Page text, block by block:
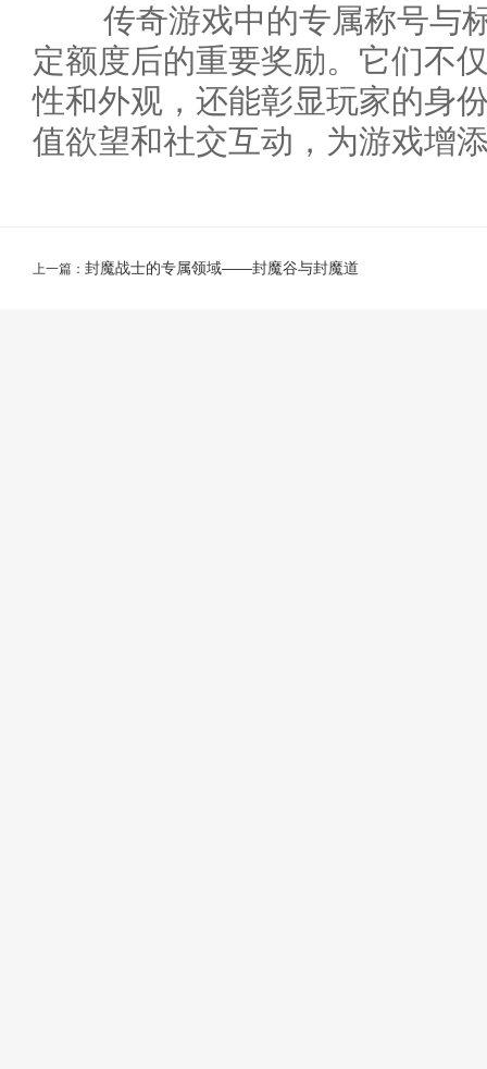
传奇游戏中的专属称号与
定额度后的重要奖励。它们不
性和外观，还能彰显玩家的身
值欲望和社交互动，为游戏增
上一篇： 封魔战士的专属领域——封魔谷与封魔道